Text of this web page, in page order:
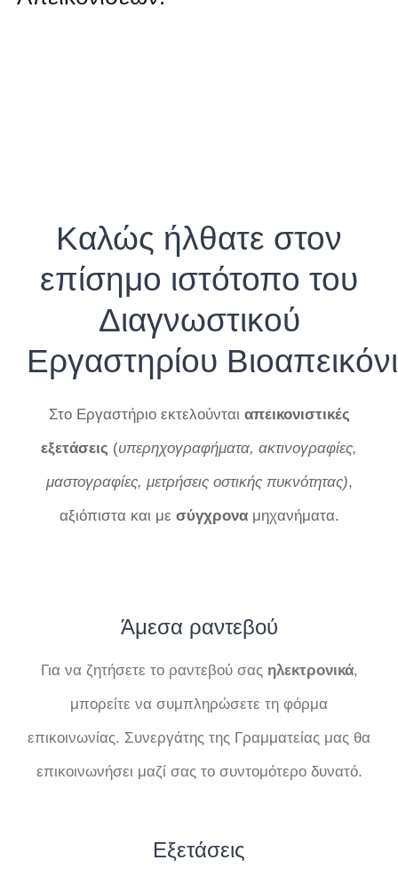
Καλώς ήλθατε στον
επίσημο ιστότοπο του
Διαγνωστικού
Εργαστηρίου
Στο Εργαστήριο εκτελούνται απεικονιστικές
εξετάσεις (υπερηχογραφήματα, ακτινογραφίες,
μαστογραφίες, μετρήσεις οστικής πυκνότητας),
αξιόπιστα και με σύγχροναμηχανήματα.
Άμεσα ραντεβού
Για να ζητήσετε το ραντεβού σας ηλεκτρονικά,
μπορείτε να συμπληρώσετε τη φόρμα
επικοινωνίας. Συνεργάτης της Γραμματείας μας θα
επικοινωνήσει μαζί σας το συντομότερο δυνατό.
Εξετάσεις